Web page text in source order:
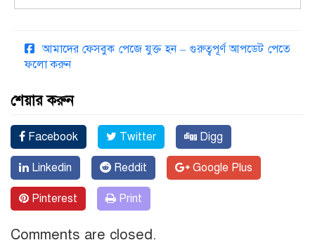
আমাদের ফেসবুক পেজে যুক্ত হন – গুরুত্বপূর্ণ আপডেট পেতে
ফলো করুন
শেয়ার করুন
Facebook Twitter Digg
Linkedin Reddit Google Plus
Pinterest Print
Comments are closed.